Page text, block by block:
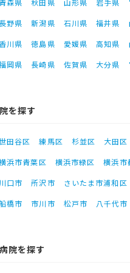
青森県 秋田県 山形県 岩手県
長野県 新潟県 石川県 福井県
香川県 徳島県 愛媛県 高知県
岡県 長崎県 佐賀県 大分県
を探す
田谷区 練馬区 杉並区
大田区
浜市青葉区 横浜市緑区
横浜市
川口市 所沢市
さいたま市浦和区
橋市 市川市 松戸市 八千代市
院を探す